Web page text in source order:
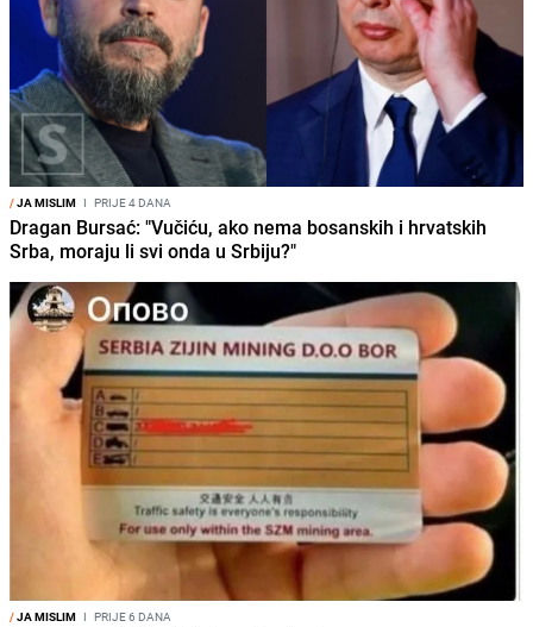
/JA MISLIM I PRIJE 4 DANA
Dragan Bursać: "Vučiću, ako nema bosanskih i hrvatskih
Srba, moraju li svi onda u Srbiju?"
/JA MISLIM I PRIJE 6 DANA